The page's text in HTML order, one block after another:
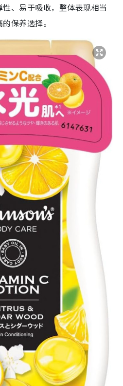
、易于吸收，整体表现相当
保养选择。